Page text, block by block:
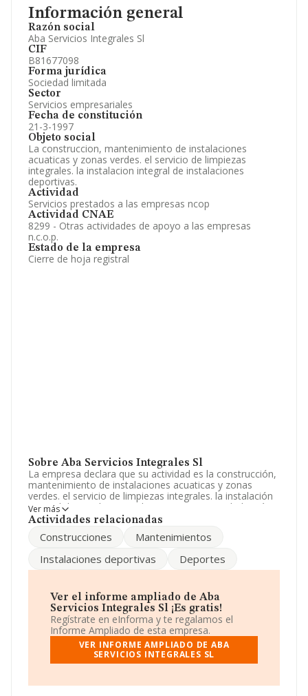
Información general
Razón social
Aba Servicios Integrales Sl
CIF
B81677098
Forma jurídica
Sociedad limitada
Sector
Servicios empresariales
Fecha de constitución
21-3-1997
Objeto social
La construccion, mantenimiento de instalaciones
acuaticas y zonas verdes. el servicio de limpiezas
integrales. la instalacion integral de instalaciones
deportivas.
Actividad
Servicios prestados a las empresas ncop
Actividad CNAE
8299 - Otras actividades de apoyo a las empresas
n.c.o.p.
Estado de la empresa
Cierre de hoja registral
Sobre Aba Servicios Integrales Sl
La empresa declara que su actividad es la construcción,
mantenimiento de instalaciones acuaticas y zonas
verdes. el servicio de limpiezas integrales. la instalación
integral de instalaciones deportivas. La sociedad está
inscrita en el Registro Mercantil como Sociedad
a 'Otras actividades de apoyo a las empresas n.c.o.p.',
mercados exteriores.
empleados y teniendo en cuenta la información a
disposición de INFORMA, ha contado con un número de
empleados inferior a la media de sector.
Es posible ponerse en contacto con la empresa a través
del teléfono 914117703.
con CIF B81677098, tiene su domicilio social
Ver más
Actividades relacionadas
Construcciones
Mantenimientos
Instalaciones deportivas
Deportes
Ver el informe ampliado de Aba
Servicios Integrales Sl ¡Es gratis!
Regístrate en eInforma y te regalamos el
Informe Ampliado de esta empresa.
VER INFORME AMPLIADO DE ABA
SERVICIOS INTEGRALES SL
Información oficial y registral complementaria.